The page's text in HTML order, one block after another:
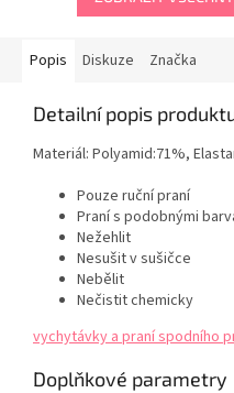
Popis Diskuze Značka
Detailní popis
Materiál: Polyamid:71%,
Pouze ruční praní
Praní s podobnými
Nežehlit
Nesušit v sušičce
Nebělit
Nečistit chemicky
vychytávky a praní spodního
Doplňkové parametry